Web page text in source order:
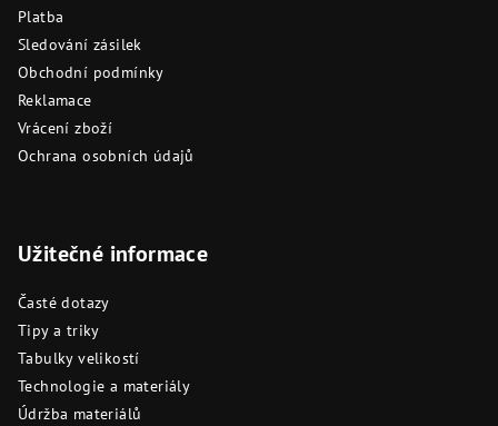
Platba
Sledování zásilek
Obchodní podmínky
Reklamace
Vrácení zboží
Ochrana osobních údajů
Užitečné informace
Časté dotazy
Tipy a triky
Tabulky velikostí
Technologie a materiály
Údržba materiálů